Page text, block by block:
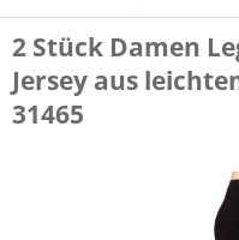
2 Stück Damen
Jersey aus
31465